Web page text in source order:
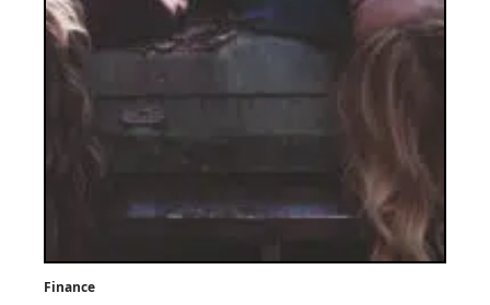
Finance